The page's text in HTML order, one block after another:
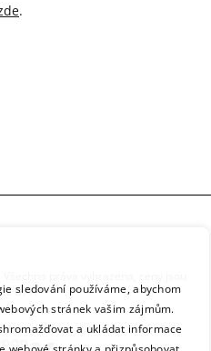
.
DPH
sledování používáme, abychom
stránek vašim zájmům.
a ukládat informace